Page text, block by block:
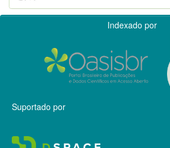
Indexado por
Suportado por